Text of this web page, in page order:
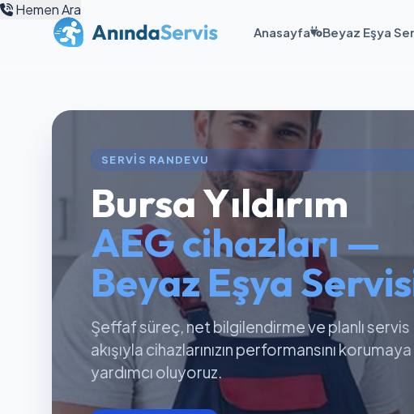
Anasayfa Beyaz Eşya
Hemen Ara
SERVIS RANDEVU
Bursa Yıldırım
AEG cihazları —
Beyaz Eşya
Şeffaf süreç, net bilgilendirme ve planlı servis
akışıyla cihazlarınızın performansını korumaya
yardımcı oluyoruz.